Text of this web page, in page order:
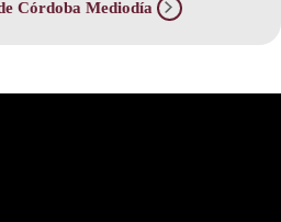
Córdoba Mediodía